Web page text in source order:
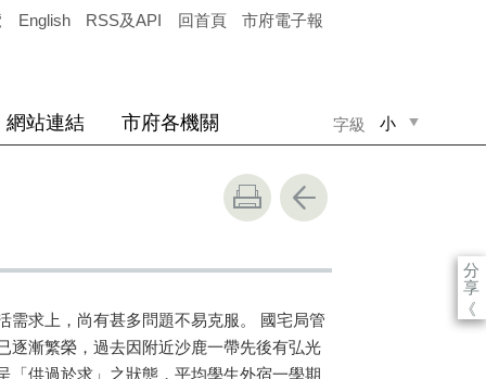
English RSS及API 回首頁 市府電子報
字級 小
網站連結 市府各機關
分
享
《
需求上，尚有甚多問題不易克服。 國宅局管
漸繁榮，過去因附近沙鹿一帶先後有弘光
「供過於求」之狀態，平均學生外宿一學期